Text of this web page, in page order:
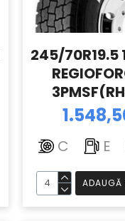
245/70R19.5
35.73) TL
C E
ADAUGĂ